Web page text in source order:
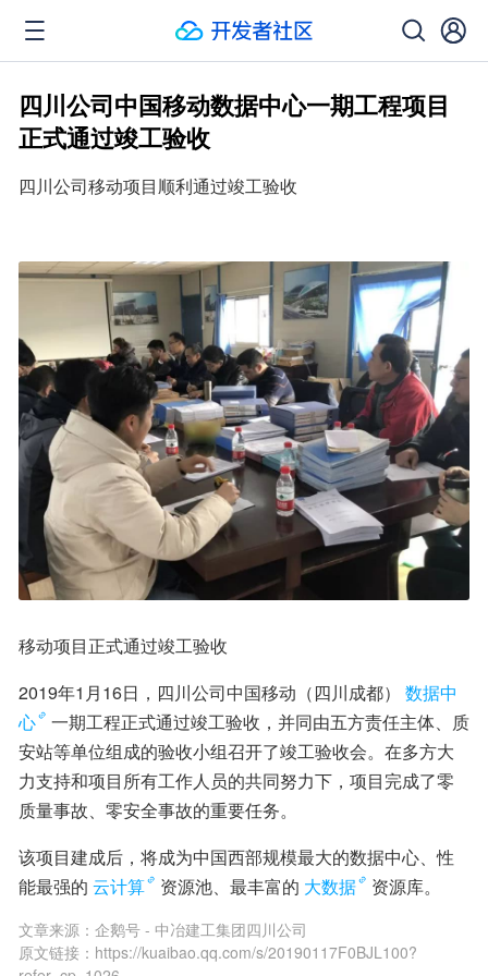
四川公司中国移动数据中心一期工程项目
正式通过竣工验收
四川公司移动项目顺利通过竣工验收
移动项目正式通过竣工验收
2019年1月16日，四川公司中国移动（四川成都）
数据中
心
一期工程正式通过竣工验收，并同由五方责任主体、质
安站等单位组成的验收小组召开了竣工验收会。在多方大
力支持和项目所有工作人员的共同努力下，项目完成了零
质量事故、零安全事故的重要任务。
该项目建成后，将成为中国西部规模最大的数据中心、性
能最强的 云计算 资源池、最丰富的 大数据 资源库。
文章来源： 企鹅号 - 中冶建工集团四川公司
原文链接： https://kuaibao.qq.com/s/20190117F0BJL100?